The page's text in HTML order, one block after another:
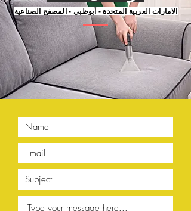
الامارات العربية المتحدة - أبوظبي - المصفح الصناعية